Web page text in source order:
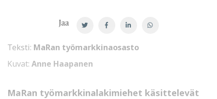
Teksti: MaRan työmarkkinaosasto
Kuvat: Anne Haapanen
MaRan työmarkkinalakimiehet käsittelevät
Jaa